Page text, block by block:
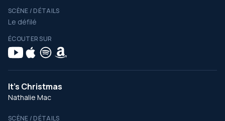
SCÈNE / DÉTAILS
Le défilé
ÉCOUTER SUR
It's Christmas
Nathalie Mac
SCÈNE / DÉTAILS